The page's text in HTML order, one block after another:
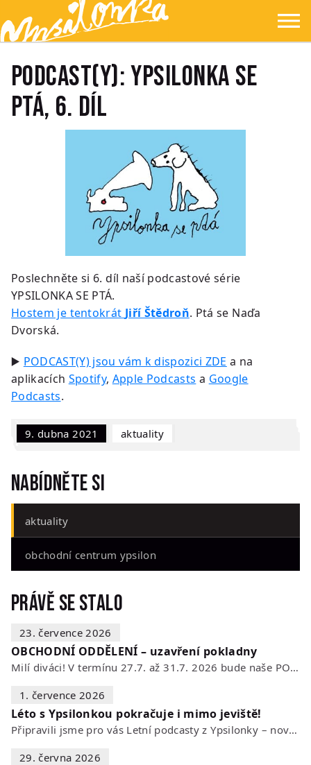
Přejít na hlavní obsah
Přejít na navigaci
Přejít na hledání
Ypsilonka ☰
PODCAST(Y): YPSILONKA SE
PTÁ, 6. díl
Poslechněte si 6. díl naší podcastové série
YPSILONKA SE PTÁ.
Hostem je tentokrát Jiří Štědroň. Ptá se Naďa
Dvorská.
▶️ PODCAST(Y) jsou vám k dispozici ZDE a na
aplikacích Spotify, Apple Podcasts a Google
Podcasts.
9. dubna 2021 Aktuality
Nabídněte si
aktuality
obchodní centrum ypsilon
Právě se stalo
23. července 2026
OBCHODNÍ ODDĚLENÍ – uzavření pokladny
Milí diváci! V termínu 27.7. až 31.7. 2026 bude naše POKLADNA z technických…
1. července 2026
Léto s Ypsilonkou pokračuje i mimo jeviště!
Připravili jsme pro vás Letní podcasty z Ypsilonky – novou sérii rozhovorů s…
29. června 2026